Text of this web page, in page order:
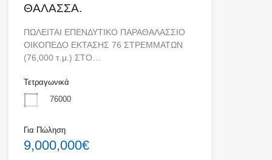
ΘΑΛΑΣΣΑ.
ΠΩΛΕΙΤΑΙ ΕΠΕΝΔΥΤΙΚΟ ΠΑΡΑΘΑΛΑΣΣΙΟ
ΟΙΚΟΠΕΔΟ ΕΚΤΑΣΗΣ 76 ΣΤΡΕΜΜΑΤΩΝ
(76,000 τ.μ.) ΣΤΟ…
Τετραγωνικά
76000
Για Πώληση
9,000,000€